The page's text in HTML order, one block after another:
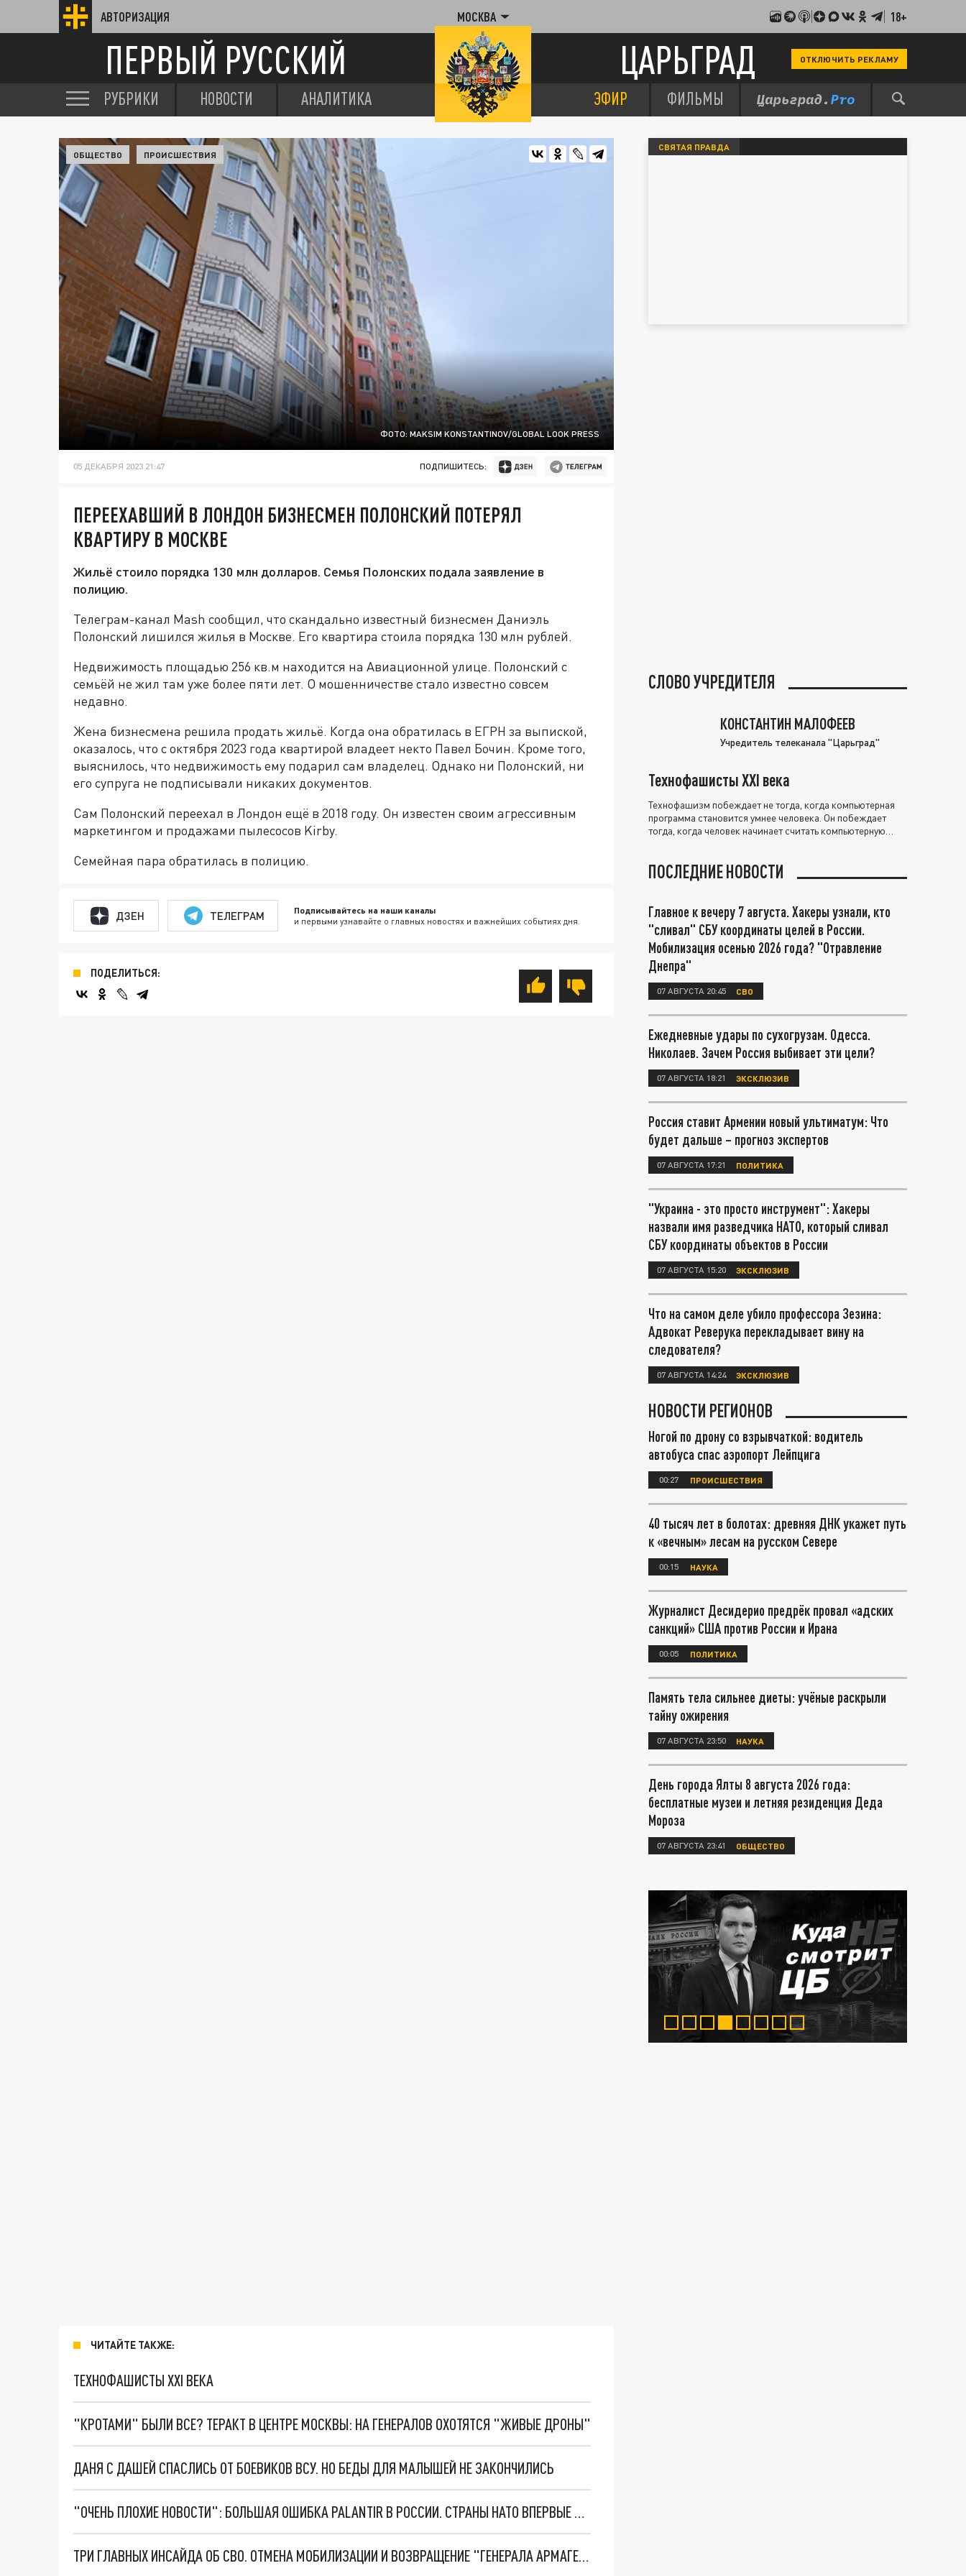
АВТОРИЗАЦИЯ МОСКВА 18+
ПЕРВЫЙ РУССКИЙ ЦАРЬГРАД ОТКЛЮЧИТЬ РЕКЛАМУ
РУБРИКИ НОВОСТИ АНАЛИТИКА ЭФИР ФИЛЬМЫ
ФОТО: MAKSIM KONSTANTINOV/GLOBAL LOOK PRESS
ОБЩЕСТВО ПРОИСШЕСТВИЯ
05 ДЕКАБРЯ 2023 21:47 ПОДПИШИТЕСЬ:
ПЕРЕЕХАВШИЙ В ЛОНДОН БИЗНЕСМЕН ПОЛОНСКИЙ ПОТЕРЯЛ
КВАРТИРУ В МОСКВЕ
Жильё стоило порядка 130 млн долларов. Семья Полонских подала заявление в
полицию.
Телеграм-канал Mash сообщил, что скандально известный бизнесмен Даниэль
Полонский лишился жилья в Москве. Его квартира стоила порядка 130 млн рублей.
Недвижимость площадью 256 кв.м находится на Авиационной улице. Полонский с
семьёй не жил там уже более пяти лет. О мошенничестве стало известно совсем
недавно.
Жена бизнесмена решила продать жильё. Когда она обратилась в ЕГРН за выпиской,
оказалось, что с октября 2023 года квартирой владеет некто Павел Бочин. Кроме того,
выяснилось, что недвижимость ему подарил сам владелец. Однако ни Полонский, ни
его супруга не подписывали никаких документов.
Сам Полонский переехал в Лондон ещё в 2018 году. Он известен своим агрессивным
маркетингом и продажами пылесосов Kirby.
Семейная пара обратилась в полицию.
ДЗЕН ТЕЛЕГРАМ Подписывайтесь на наши каналы
и первыми узнавайте о главных новостях и важнейших событиях дня.
ПОДЕЛИТЬСЯ:
ЧИТАЙТЕ ТАКЖЕ:
ТЕХНОФАШИСТЫ XXI ВЕКА
"КРОТАМИ" БЫЛИ ВСЕ? ТЕРАКТ В ЦЕНТРЕ МОСКВЫ: НА ГЕНЕРАЛОВ ОХОТЯТСЯ "ЖИВЫЕ ДРОНЫ"
ДАНЯ С ДАШЕЙ СПАСЛИСЬ ОТ БОЕВИКОВ ВСУ. НО БЕДЫ ДЛЯ МАЛЫШЕЙ НЕ ЗАКОНЧИЛИСЬ
"ОЧЕНЬ ПЛОХИЕ НОВОСТИ": БОЛЬШАЯ ОШИБКА PALANTIR В РОССИИ. СТРАНЫ НАТО ВПЕРВЫЕ ЗА СВО ОСТАНОВИЛИ ПОСТАВКИ ОРУЖИЯ. ВСУ ТЕРЯЮТ ПРИГРАНИЧЬЕ?
ТРИ ГЛАВНЫХ ИНСАЙДА ОБ СВО. ОТМЕНА МОБИЛИЗАЦИИ И ВОЗВРАЩЕНИЕ "ГЕНЕРАЛА АРМАГЕДДОНА"? ОТЛИЧНЫЕ НОВОСТИ, КОТОРЫЕ ЖДАЛИ ВСЕ
СВЯТАЯ ПРАВДА
СЛОВО УЧРЕДИТЕЛЯ
КОНСТАНТИН МАЛОФЕЕВ
Учредитель телеканала "Царьград"
Технофашисты XXI века
Технофашизм побеждает не тогда, когда компьютерная
программа становится умнее человека. Он побеждает
тогда, когда человек начинает считать компьютерную
ПОСЛЕДНИЕ НОВОСТИ
Главное к вечеру 7 августа. Хакеры узнали, кто
"сливал" СБУ координаты целей в России.
Мобилизация осенью 2026 года? "Отравление
Днепра"
07 АВГУСТА 20:45 СВО
Ежедневные удары по сухогрузам. Одесса.
Николаев. Зачем Россия выбивает эти цели?
07 АВГУСТА 18:21 ЭКСКЛЮЗИВ
Россия ставит Армении новый ультиматум: Что
будет дальше – прогноз экспертов
07 АВГУСТА 17:21 ПОЛИТИКА
"Украина - это просто инструмент": Хакеры
назвали имя разведчика НАТО, который сливал
СБУ координаты объектов в России
07 АВГУСТА 15:20 ЭКСКЛЮЗИВ
Что на самом деле убило профессора Зезина:
Адвокат Реверука перекладывает вину на
следователя?
07 АВГУСТА 14:24 ЭКСКЛЮЗИВ
НОВОСТИ РЕГИОНОВ
Ногой по дрону со взрывчаткой: водитель
автобуса спас аэропорт Лейпцига
00:27 ПРОИСШЕСТВИЯ
40 тысяч лет в болотах: древняя ДНК укажет путь
к «вечным» лесам на русском Севере
00:15 НАУКА
Журналист Десидерио предрёк провал «адских
санкций» США против России и Ирана
00:05 ПОЛИТИКА
Память тела сильнее диеты: учёные раскрыли
тайну ожирения
07 АВГУСТА 23:50 НАУКА
День города Ялты 8 августа 2026 года:
бесплатные музеи и летняя резиденция Деда
Мороза
07 АВГУСТА 23:41 ОБЩЕСТВО